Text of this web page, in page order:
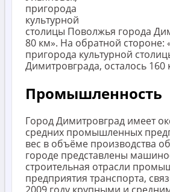
пригорода
культурной
столицы Поволжья города
80 км». На обратной стороне:
пригорода культурной
Димитровграда, осталось 160
Промышленность
Город Димитровград имеет
средних промышленных
вес в объёме производства
городе представлены
строительная отрасли
предприятия транспорта,